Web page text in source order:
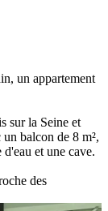
un appartement
sur la Seine et
balcon de 8 m²,
et une cave.
des